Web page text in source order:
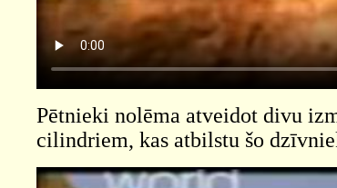
Pētnieki nolēma atveidot divu
cilindriem, kas atbilstu šo